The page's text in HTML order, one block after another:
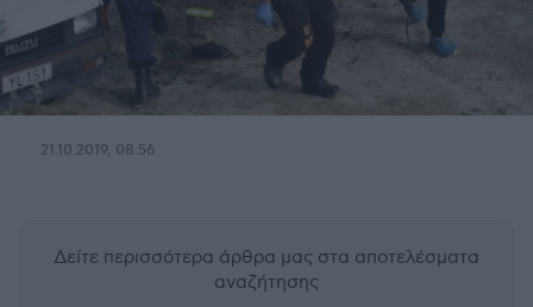
21.10.2019, 08:56
Δείτε περισσότερα άρθρα μας στα αποτελέσματα
αναζήτησης